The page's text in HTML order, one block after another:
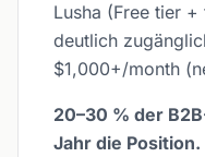
Lusha (Free tier
deutlich
$1,000+/month
20–30 % der
Jahr die Position.